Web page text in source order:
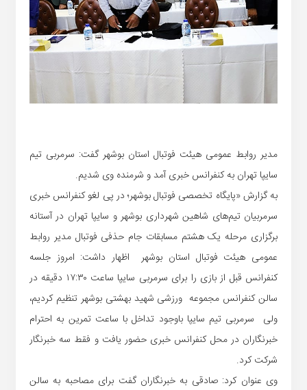
مدیر روابط عمومی هیئت فوتبال استان بوشهر گفت: سرمربی تیم
سایپا تهران به کنفرانس خبری آمد و شرمنده وی شدیم.
به گزارش «پایگاه تخصصی فوتبال بوشهر؛ در پی لغو کنفرانس خبری
سرمربیان تیم‌های شاهین شهرداری بوشهر و سایپا تهران در آستانه
برگزاری مرحله یک هشتم مسابقات جام حذفی فوتبال مدیر روابط
عمومی هیئت فوتبال استان بوشهر اظهار داشت: امروز جلسه
کنفرانس قبل از بازی را برای سرمربی سایپا ساعت ۱۷:۳۰ دقیقه در
سالن کنفرانس مجموعه ورزشی شهید بهشتی بوشهر تنظیم کردیم،
ولی سرمربی تیم سایپا باوجود تداخل با ساعت تمرین به احترام
خبرنگاران در محل کنفرانس خبری حضور یافت و فقط سه خبرنگار
شرکت کرد.
وی عنوان کرد: صادقی به خبرنگاران گفت برای مصاحبه به سالن